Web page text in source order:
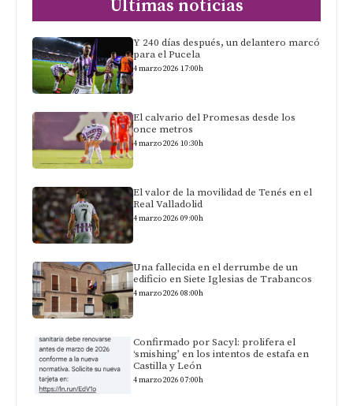
Últimas noticias
Y 240 días después, un delantero marcó
para el Pucela
4 marzo 2026 17:00h
El calvario del Promesas desde los
once metros
4 marzo 2026 10:30h
El valor de la movilidad de Tenés en el
Real Valladolid
4 marzo 2026 09:00h
Una fallecida en el derrumbe de un
edificio en Siete Iglesias de Trabancos
4 marzo 2026 08:00h
Confirmado por Sacyl: prolifera el
‘smishing’ en los intentos de estafa en
Castilla y León
4 marzo 2026 07:00h